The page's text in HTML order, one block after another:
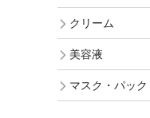
クリーム
美容液
マスク・パック